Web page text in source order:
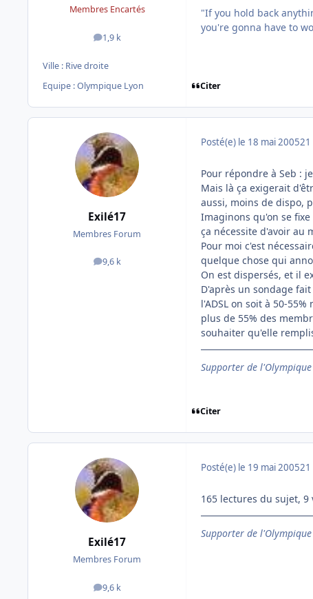
Membres Encartés
1,9 k
messages
Ville : Rive droite
Equipe : Olympique Lyon
"If you hold back
you're gonna have to
Citer
Exilé17
Membres Forum
9,6 k
messages
Posté(e) le 18 mai 200521
Pour répondre à Seb :
Mais là ça exigerait
aussi, moins de dispo,
Imaginons qu'on se
ça nécessite d'avoir au
Pour moi c'est
quelque chose qui
On est dispersés, et il
D'après un sondage
l'ADSL on soit à 50-
plus de 55% des
souhaiter qu'elle
Supporter de
Citer
Exilé17
Membres Forum
9,6 k
messages
Posté(e) le 19 mai 200521
165 lectures du sujet, 9
Supporter de